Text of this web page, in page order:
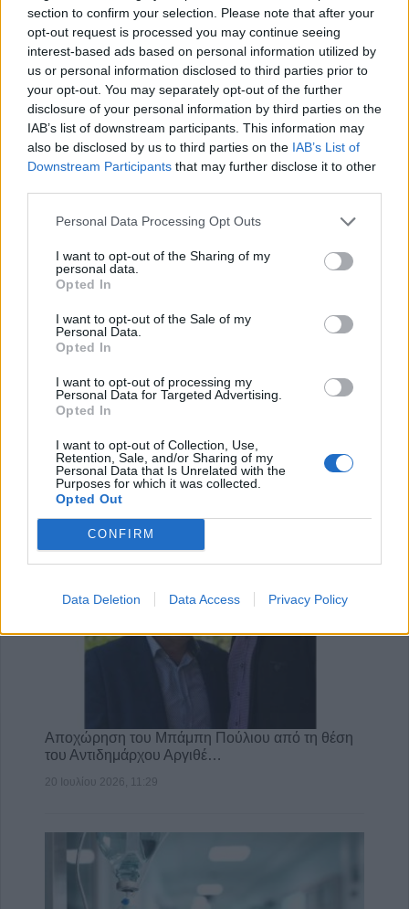
section to confirm your selection. Please note that after your
opt-out request is processed you may continue seeing
interest-based ads based on personal information utilized by
us or personal information disclosed to third parties prior to
your opt-out. You may separately opt-out of the further
disclosure of your personal information by third parties on the
IAB’s list of downstream participants. This information may
also be disclosed by us to third parties on the IAB’s List of
Downstream Participants that may further disclose it to other
Personal Data Processing Opt Outs
I want to opt-out of the Sharing of my
personal data.
Opted In
I want to opt-out of the Sale of my
Personal Data.
Opted In
I want to opt-out of processing my
Personal Data for Targeted Advertising.
Opted In
I want to opt-out of Collection, Use,
Retention, Sale, and/or Sharing of my
Personal Data that Is Unrelated with the
Purposes for which it was collected.
Opted Out
CONFIRM
Data Deletion Data Access Privacy Policy
Επιστήμη- Υγεία: Οι οικονομικές δυσκολίες
επιταχύνουν τη γνωστικ…
24 Ιουλίου 2026, 10:19
Υγεία: Ο θόρυβος των δρόμων αυξάνει τον
κίνδυνο εμφάνισης Πάρκινσ…
Αποχώρηση του Μπάμπη Πούλιου από τη θέση
του Αντιδημάρχου Αργιθέ…
20 Ιουλίου 2026, 11:29